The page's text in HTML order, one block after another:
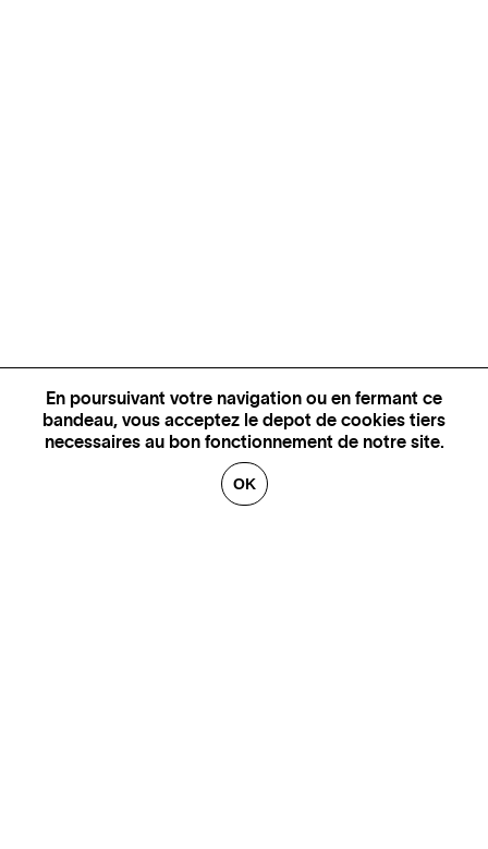
En poursuivant votre navigation ou en fermant ce
bandeau, vous acceptez le depot de cookies tiers
necessaires au bon fonctionnement de notre site.
OK